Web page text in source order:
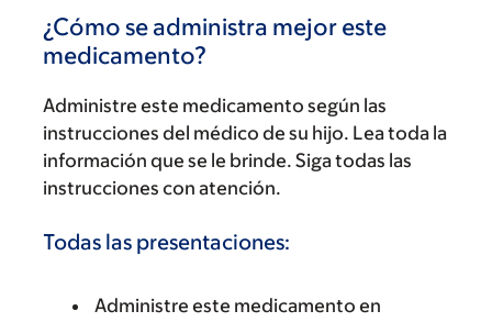
¿Cómo se administra mejor este
medicamento?
Administre este medicamento según las
instrucciones del médico de su hijo. Lea toda la
información que se le brinde. Siga todas las
instrucciones con atención.
Todas las presentaciones:
Administre este medicamento en